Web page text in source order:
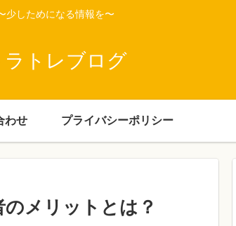
少しためになる情報を〜
ラトレブログ
わせ プライバシーポリシー
メリットとは？